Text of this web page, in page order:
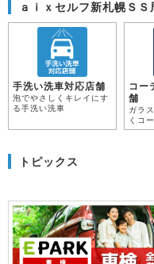
ａｉｘセルフ新札幌Ｓ
手洗い洗車対応店舗
泡でやさしくキレイにす
る手洗い洗車
コー
舗
ガラ
くコ
トピックス